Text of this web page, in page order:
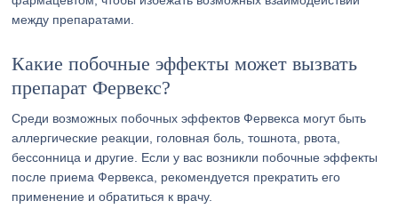
между препаратами.
Какие побочные эффекты может вызвать
препарат Фервекс?
Среди возможных побочных эффектов Фервекса могут быть
аллергические реакции, головная боль, тошнота, рвота,
бессонница и другие. Если у вас возникли побочные эффекты
после приема Фервекса, рекомендуется прекратить его
применение и обратиться к врачу.